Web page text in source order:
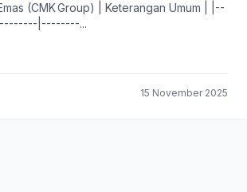
(CMK Group) | Keterangan Umum | |--
|--------...
15 November 2025